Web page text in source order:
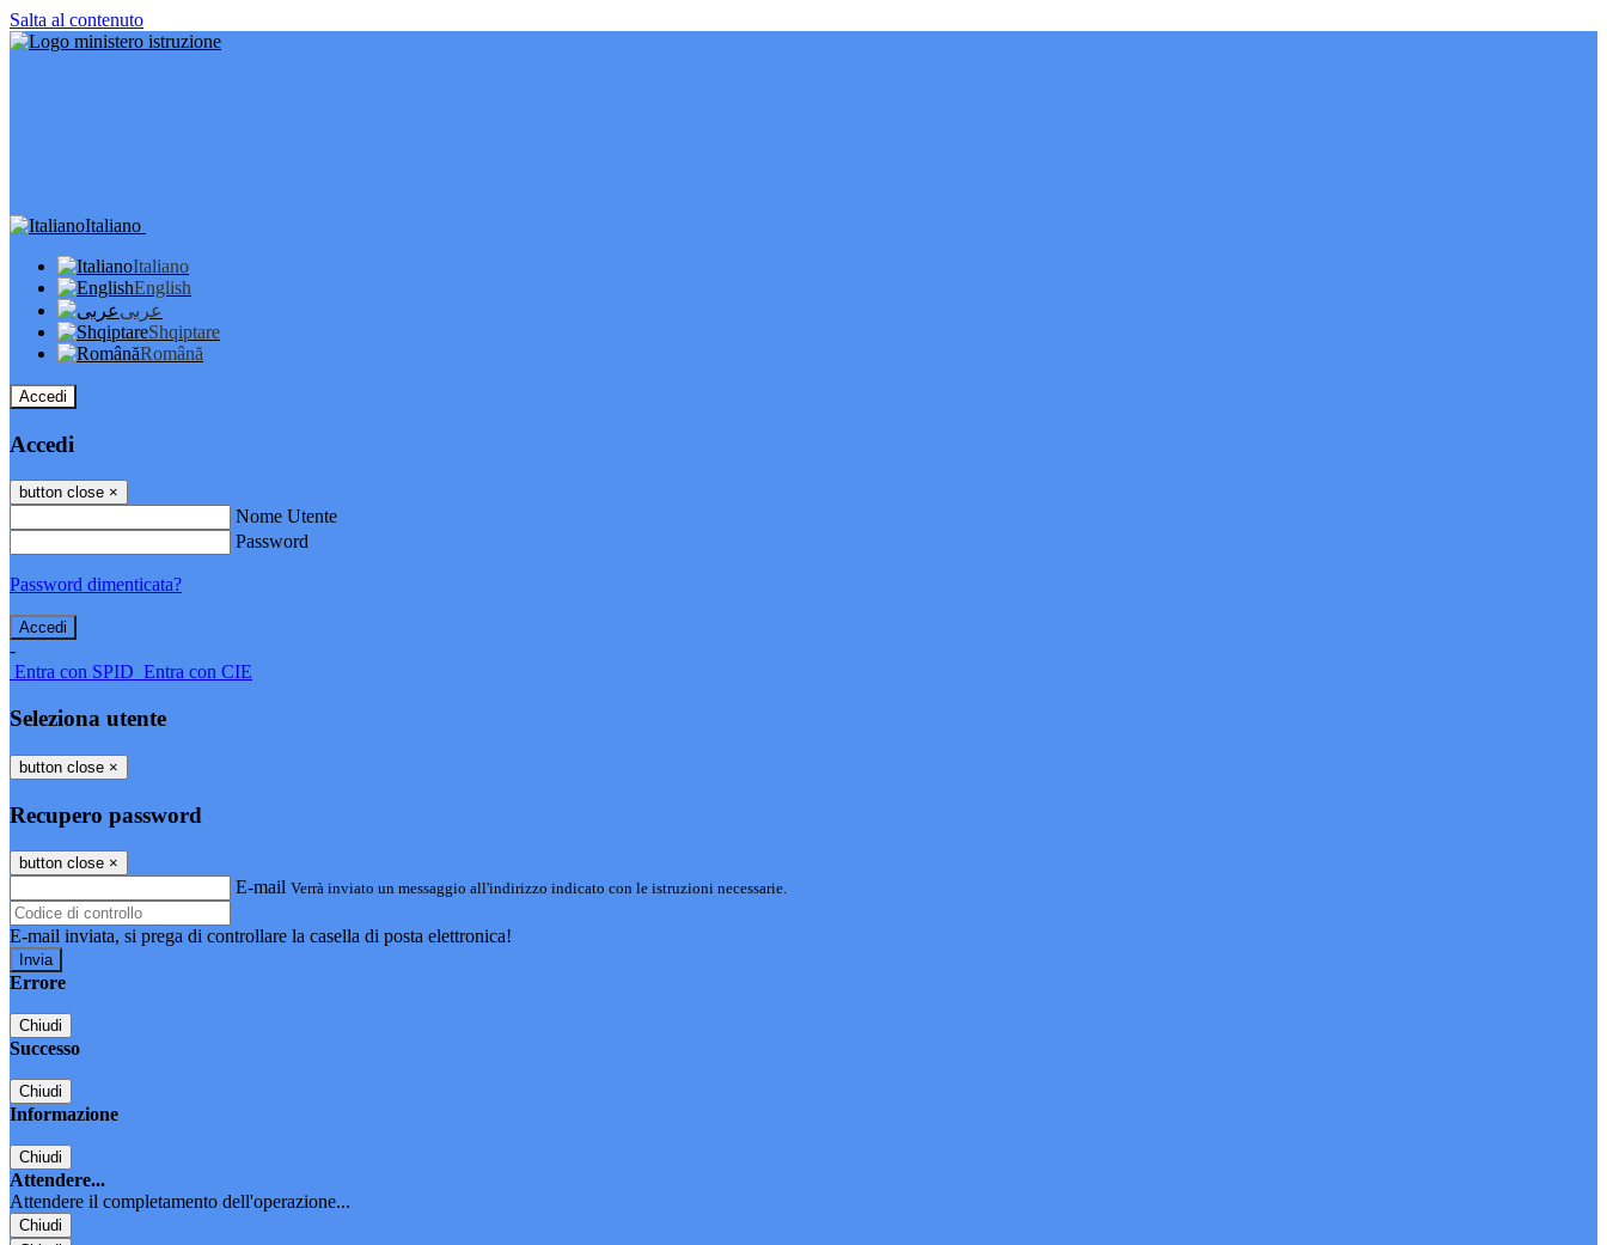
Salta al contenuto
Italiano
Italiano
English
عربى
Shqiptare
Română
Accedi
Accedi
button close ×
Nome Utente
Password
Password dimenticata?
-
Entra con SPID Entra con CIE
Seleziona utente
button close ×
Recupero password
button close ×
E-mail Verrà inviato un messaggio all'indirizzo indicato con le istruzioni necessarie.
E-mail inviata, si prega di controllare la casella di posta elettronica!
Errore
Chiudi
Successo
Chiudi
Informazione
Chiudi
Attendere...
Attendere il completamento dell'operazione...
Chiudi